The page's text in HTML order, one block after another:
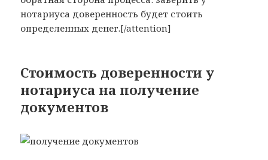
нотариуса доверенность будет стоить
определенных денег.[/attention]
Стоимость доверенности у
нотариуса на получение
документов